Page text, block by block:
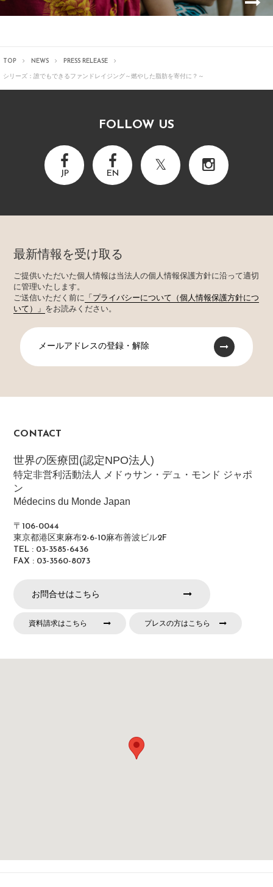
TOP NEWS PRESS RELEASE
シリーズ：誰でもできるファンドレイジング～燃やした脂肪を寄付に？～
FOLLOW US
JP EN
最新情報を受け取る
ご提供いただいた個人情報は当法人の個人情報保護方針に沿って適切
に管理いたします。
ご送信いただく前に
「プライバシーについて（個人情報保護方針につ
いて）」 をお読みください。
メールアドレスの登録・解除
CONTACT
世界の医療団(認定NPO法人)
特定非営利活動法人 メドゥサン・デュ・モンド ジャポ
ン
Médecins du Monde Japan
〒106-0044
東京都港区東麻布2-6-10麻布善波ビル2F
TEL : 03-3585-6436
FAX : 03-3560-8073
お問合せはこちら
資料請求はこちら プレスの方はこちら